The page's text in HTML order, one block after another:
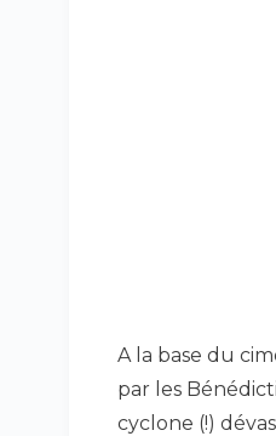
A la base du
par les
cyclone (!)